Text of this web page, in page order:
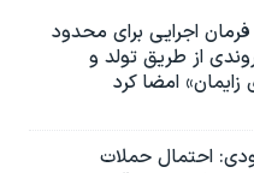
اجرایی برای محدود
از طریق تولد و
امضا کرد
احتمال حملات